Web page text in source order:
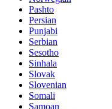
Pashto
Persian
Punjabi
Serbian
Sesotho
Sinhala
Slovak
Slovenian
Somali
Samoan